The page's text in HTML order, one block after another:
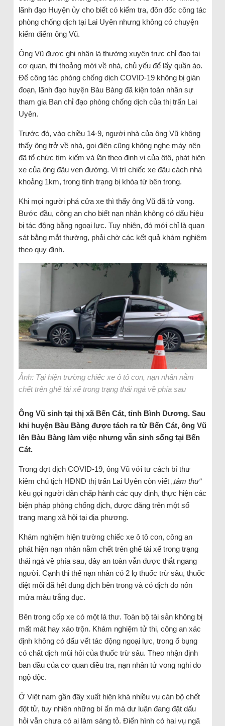
lãnh đạo Huyện ủy cho biết có kiểm tra, đôn đốc công tác
phòng chống dịch tại Lai Uyên nhưng không có chuyện
kiểm điểm ông Vũ.
Ông Vũ được ghi nhận là thường xuyên trực chỉ đạo tại
cơ quan, thi thoảng mới về nhà, chủ yếu để lấy quần áo.
Để công tác phòng chống dịch COVID-19 không bị gián
đoạn, lãnh đạo huyện Bàu Bàng đã kiện toàn nhân sự
tham gia Ban chỉ đạo phòng chống dịch của thị trấn Lai
Uyên.
Trước đó, vào chiều 14-9, người nhà của ông Vũ không
thấy ông trở về nhà, gọi điện cũng không nghe máy nên
đã tổ chức tìm kiếm và lần theo định vị của ôtô, phát hiện
xe của ông đậu ven đường. Vị trí chiếc xe đậu cách nhà
khoảng 1km, trong tình trạng bị khóa từ bên trong.
Khi mọi người phá cửa xe thì thấy ông Vũ đã tử vong.
Bước đầu, công an cho biết nạn nhân không có dấu hiệu
bị tác động bằng ngoại lực. Tuy nhiên, đó mới chỉ là quan
sát bằng mắt thường, phải chờ các kết quả khám nghiệm
theo quy định.
Ảnh: Tại hiện trường chiếc xe ô tô con, nạn nhân nằm
chết trên ghế tài xế trong trạng thái ngả về phía sau
Ông Vũ sinh tại thị xã Bến Cát, tỉnh Bình Dương. Sau
khi huyện Bàu Bàng được tách ra từ Bến Cát, ông Vũ
lên Bàu Bàng làm việc nhưng vẫn sinh sống tại Bến
Cát.
Trong đợt dịch COVID-19, ông Vũ với tư cách bí thư
kiêm chủ tịch HĐND thị trấn Lai Uyên còn viết „tâm thư“
kêu gọi người dân chấp hành các quy định, thực hiện các
biện pháp phòng chống dịch, được đăng trên một số
trang mạng xã hội tại địa phương.
Khám nghiệm hiện trường chiếc xe ô tô con, công an
phát hiện nạn nhân nằm chết trên ghế tài xế trong trạng
thái ngả về phía sau, dây an toàn vẫn được thắt ngang
người. Cạnh thi thể nạn nhân có 2 lọ thuốc trừ sâu, thuốc
diệt mối đã hết dung dịch bên trong và có dịch do nôn
mửa màu trắng đục.
Bên trong cốp xe có một lá thư. Toàn bộ tài sản không bị
mất mát hay xáo trộn. Khám nghiệm tử thi, công an xác
định không có dấu vết tác động ngoại lực, trong ổ bụng
có chất dịch mùi hôi của thuốc trừ sâu. Theo nhận định
ban đầu của cơ quan điều tra, nạn nhân tử vong nghi do
ngộ độc.
Ở Việt nam gần đây xuất hiện khá nhiều vụ cán bộ chết
đột tử, tuy nhiên những bí ẩn mà dư luận đang đặt dấu
hỏi vẫn chưa có ai làm sáng tỏ. Điển hình có hai vụ ngã